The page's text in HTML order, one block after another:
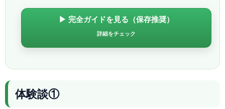
▶ 完全ガイドを見る（保存推奨）
詳細をチェック
体験談①